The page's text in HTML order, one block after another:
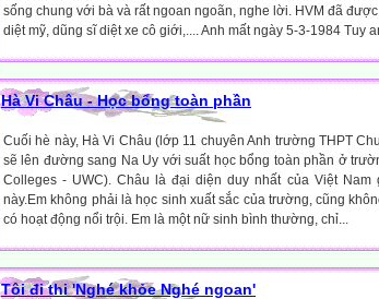
sống chung với bà và rất ngoan ngoãn, nghe lời. HVM đã
diệt mỹ, dũng sĩ diệt xe cô giới,.... Anh mất ngày 5-3-1984 Tuy
Hà Vi Châu - Học bổng toàn phần
Cuối hè này, Hà Vi Châu (lớp 11 chuyên Anh trường THPT
sẽ lên đường sang Na Uy với suất học bổng toàn phần ở
Colleges - UWC). Châu là đại diện duy nhất của Việt
này.Em không phải là học sinh xuất sắc của trường, cũng
có hoạt động nổi trội. Em là một nữ sinh bình thường, chỉ...
Tôi đi thi 'Nghé khỏe Nghé ngoan'